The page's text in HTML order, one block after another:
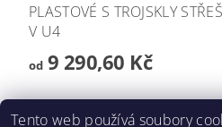
PLASTOVÉ S TROJSKLY
V U4
od9 290,60 Kč
Tento web používá soubory